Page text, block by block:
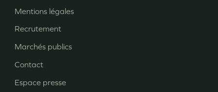
Pied
de
page
Mentions légales
Recrutement
Marchés publics
Contact
Espace presse